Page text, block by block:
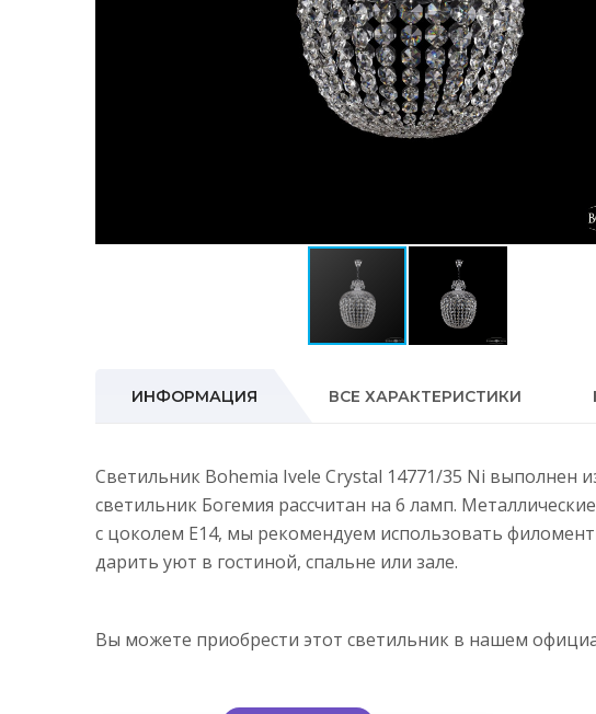
ИНФОРМАЦИЯ ВСЕ ХАРАКТЕРИСТИКИ
Светильник Bohemia Ivele Crystal 14771/35 Ni выполнен
светильник Богемия рассчитан на 6 ламп.
с цоколем E14, мы рекомендуем использовать
дарить уют в гостиной, спальне или зале.
Вы можете приобрести этот светильник в нашем